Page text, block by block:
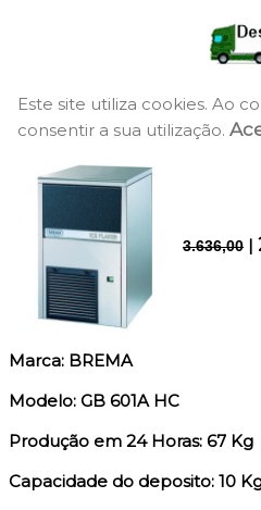
Este site utiliza cookies. Ao
consentir a sua utilização.
3.636,00 |
Marca: BREMA
Modelo: GB 601A HC
Produção em 24 Horas: 67 Kg
Capacidade do deposito: 10